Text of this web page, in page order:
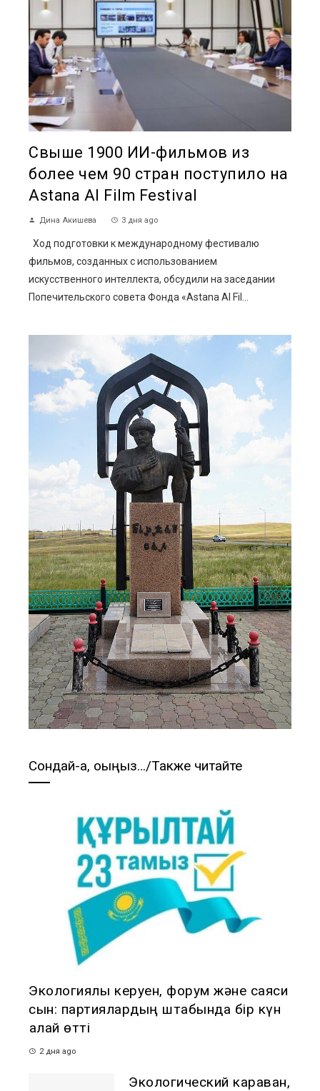
Свыше 1900 ИИ-фильмов из
более чем 90 стран поступило на
Astana AI Film Festival
Дина Акишева 3 дня ago
Ход подготовки к международному фестивалю
фильмов, созданных с использованием
искусственного интеллекта, обсудили на заседании
Попечительского совета Фонда «Astana AI Fil...
Сондай-ақ, оқыңыз…/Также читайте
Экологиялық керуен, форум және саяси
сын: партиялардың штабында бір күн
қалай өтті
2 дня ago
Экологический караван,